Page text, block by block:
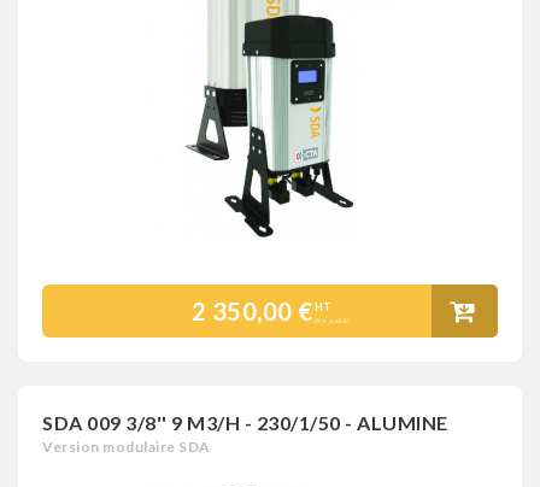
2 350,00 €HT
Prix public
SDA 009 3/8'' 9 M3/H - 230/1/50 - ALUMINE
Version modulaire SDA